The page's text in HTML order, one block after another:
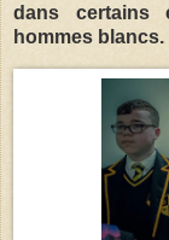
dans certains
hommes blancs.